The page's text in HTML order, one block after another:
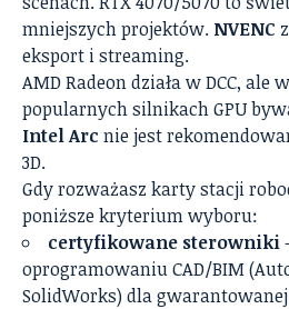
mniejszych projektów. NVENC
eksport i streaming.
AMD Radeon działa w DCC, ale
popularnych silnikach GPU
Intel Arc nie jest
3D.
Gdy rozważasz karty stacji
poniższe kryterium wyboru:
certyfikowane sterowniki
oprogramowaniu CAD/BIM
SolidWorks) dla